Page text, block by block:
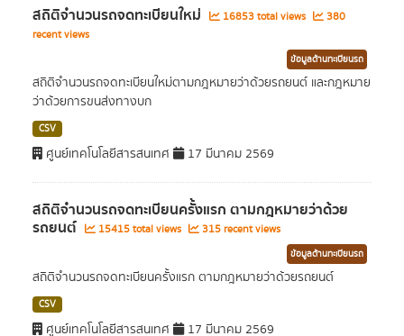
สถิติจำนวนรถจดทะเบียนใหม่ 16853 total views
380
recent views
ข้อมูลด้านทะเบียนรถ
สถิติจำนวนรถจดทะเบียนใหม่ตามกฎหมายว่าด้วยรถยนต์ และกฎหมาย
ว่าด้วยการขนส่งทางบก
CSV
ศูนย์เทคโนโลยีสารสนเทศ 17 มีนาคม 2569
สถิติจำนวนรถจดทะเบียนครั้งแรก ตามกฎหมายว่าด้วย
รถยนต์ 15415 total views 315 recent views
ข้อมูลด้านทะเบียนรถ
สถิติจำนวนรถจดทะเบียนครั้งแรก ตามกฎหมายว่าด้วยรถยนต์
CSV
ศูนย์เทคโนโลยีสารสนเทศ 17 มีนาคม 2569